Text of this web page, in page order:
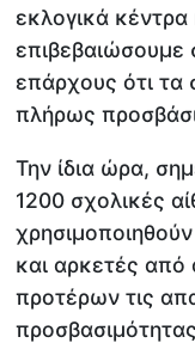
εκλογικά
επιβεβαιώσουμε
επάρχους ότι τα
πλήρως
Την ίδια ώρα,
1200 σχολικές
και αρκετές
προτέρων τις